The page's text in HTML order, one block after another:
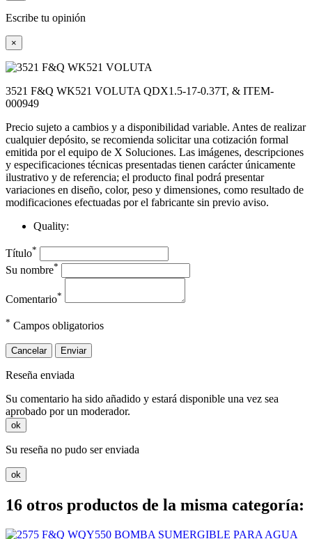
Escribe tu opinión
×
3521 F&Q WK521 VOLUTA QDX1.5-17-0.37T, & ITEM-
000949
Precio sujeto a cambios y a disponibilidad variable. Antes de realizar
cualquier depósito, se recomienda solicitar una cotización formal
emitida por el equipo de X Soluciones. Las imágenes, descripciones
y especificaciones técnicas presentadas tienen carácter únicamente
ilustrativo y de referencia; el producto final podrá presentar
variaciones en diseño, color, peso y dimensiones, como resultado de
modificaciones efectuadas por el fabricante sin previo aviso.
Quality:
Título*
Su nombre*
Comentario*
* Campos obligatorios
Cancelar Enviar
Reseña enviada
Su comentario ha sido añadido y estará disponible una vez sea
aprobado por un moderador.
ok
Su reseña no pudo ser enviada
ok
16 otros productos de la misma categoría: